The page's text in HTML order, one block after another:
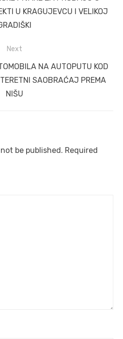
U KRAGUJEVCU I VELIKOJ
Next
NA AUTOPUTU KOD
SAOBRAĆAJ PREMA
NIŠU
be published. Required